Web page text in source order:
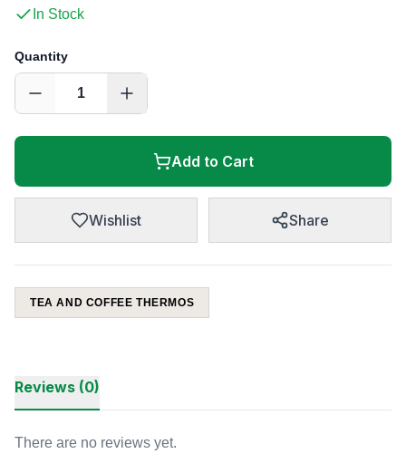
In Stock
Quantity
1
Add to Cart
Wishlist Share
TEA AND COFFEE THERMOS
Reviews (0)
There are no reviews yet.